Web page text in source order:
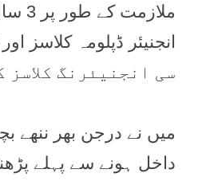
سی انجنيئرنگ کلاسز
ميں نے درجن بھر ننھے
داخل ہونے سے پہلے